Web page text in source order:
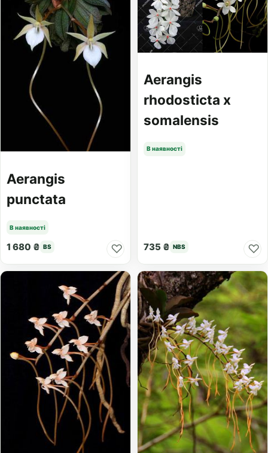
Aerangis
punctata
В наявності
1 680 ₴ BS ♡
Aerangis
rhodosticta x
somalensis
В наявності
735 ₴ NBS ♡